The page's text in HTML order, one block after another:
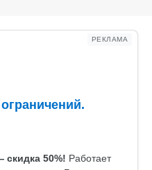
РЕКЛАМА
скидка 50%! Работает